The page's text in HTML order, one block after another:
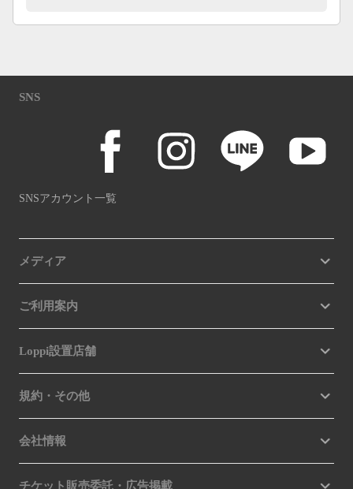
SNS
SNSアカウント一覧
メディア
ご利用案内
Loppi設置店舗
規約・その他
会社情報
チケット販売委託・広告掲載